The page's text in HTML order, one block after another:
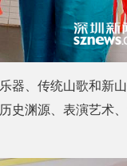
器、传统山歌和新
史渊源、表演艺术